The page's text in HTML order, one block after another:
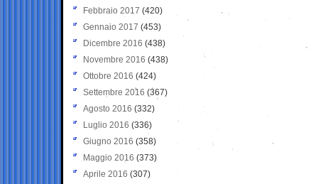
Febbraio 2017 (420)
Gennaio 2017 (453)
Dicembre 2016 (438)
Novembre 2016 (438)
Ottobre 2016 (424)
Settembre 2016 (367)
Agosto 2016 (332)
Luglio 2016 (336)
Giugno 2016 (358)
Maggio 2016 (373)
Aprile 2016 (307)